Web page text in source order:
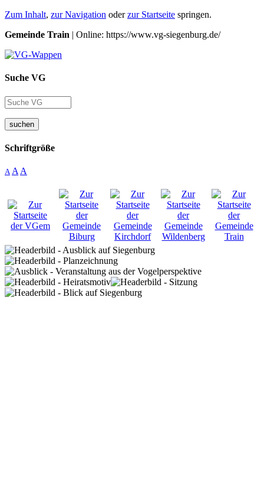
Zum Inhalt, zur Navigation oderzur Startseite springen.
Gemeinde Train | Online: https://www.vg-siegenburg.de/
Suche VG
suchen
Schriftgröße
A A A